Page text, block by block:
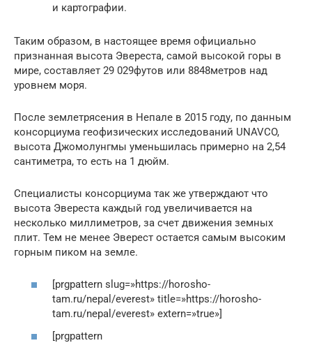
и картографии.
Таким образом, в настоящее время официально
признанная высота Эвереста, самой высокой горы в
мире, составляет 29 029футов или 8848метров над
уровнем моря.
После землетрясения в Непале в 2015 году, по данным
консорциума геофизических исследований UNAVCO,
высота Джомолунгмы уменьшилась примерно на 2,54
сантиметра, то есть на 1 дюйм.
Специалисты консорциума так же утверждают что
высота Эвереста каждый год увеличивается на
несколько миллиметров, за счет движения земных
плит. Тем не менее Эверест остается самым высоким
горным пиком на земле.
[prgpattern slug=»https://horosho-
tam.ru/nepal/everest» title=»https://horosho-
tam.ru/nepal/everest» extern=»true»]
[prgpattern